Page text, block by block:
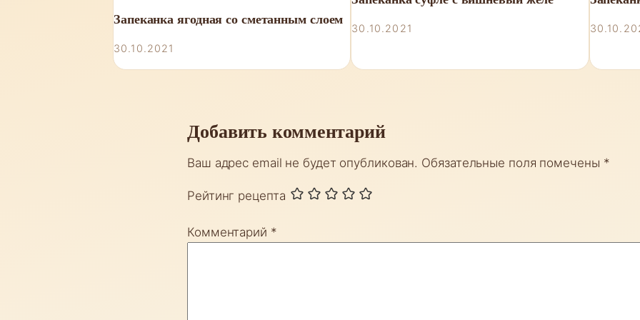
Запеканка ягодная со сметанным слоем
30.10.2021
30.10.2021
Добавить комментарий
Ваш адрес email не будет опубликован. Обязательные поля помечены *
Рейтинг рецепта
Комментарий *